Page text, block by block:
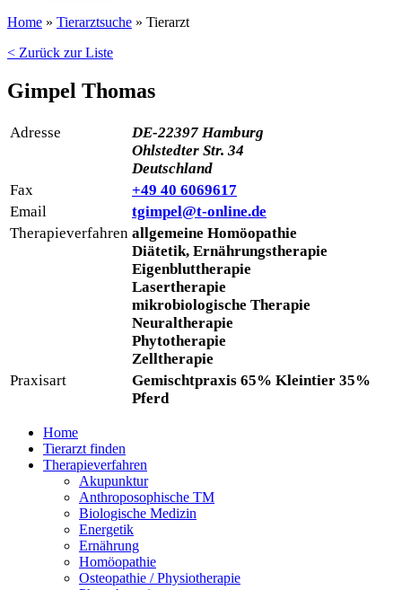
Home » Tierarztsuche » Tierarzt
< Zurück zur Liste
Gimpel Thomas
Adresse
DE-22397 Hamburg
Ohlstedter Str. 34
Deutschland
Fax
+49 40 6069617
Email
tgimpel@t-online.de
Therapieverfahren allgemeine Homöopathie
Diätetik, Ernährungstherapie
Eigenbluttherapie
Lasertherapie
mikrobiologische Therapie
Neuraltherapie
Phytotherapie
Zelltherapie
Praxisart
Gemischtpraxis 65% Kleintier 35%
Pferd
Home
Tierarzt finden
Therapieverfahren
Akupunktur
Anthroposophische TM
Biologische Medizin
Energetik
Ernährung
Homöopathie
Osteopathie / Physiotherapie